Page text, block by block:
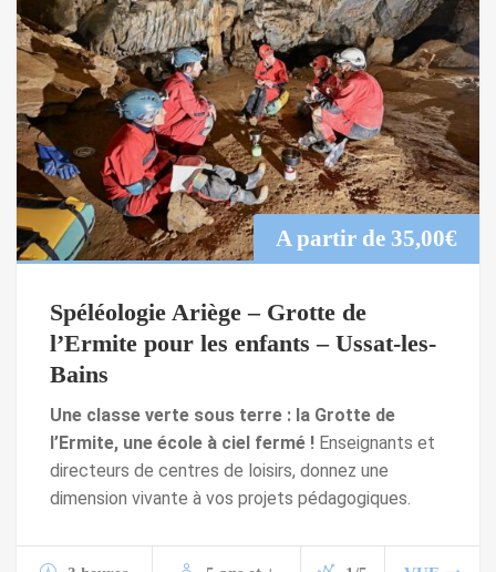
A partir de 35,00€
Spéléologie Ariège – Grotte de
l’Ermite pour les enfants – Ussat-les-
Bains
Une classe verte sous terre : la Grotte de
l’Ermite, une école à ciel fermé ! Enseignants et
directeurs de centres de loisirs, donnez une
dimension vivante à vos projets pédagogiques.